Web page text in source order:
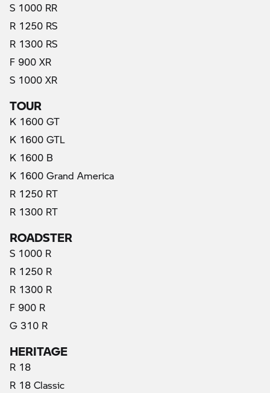
S 1000 RR
R 1250 RS
R 1300 RS
F 900 XR
S 1000 XR
TOUR
K 1600 GT
K 1600 GTL
K 1600 B
K 1600 Grand America
R 1250 RT
R 1300 RT
ROADSTER
S 1000 R
R 1250 R
R 1300 R
F 900 R
G 310 R
HERITAGE
R 18
R 18 Classic